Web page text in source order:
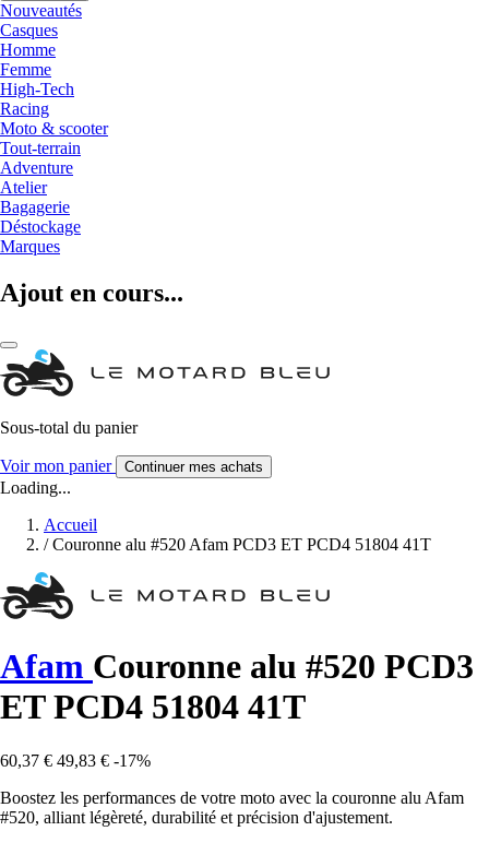
Nouveautés
Casques
Homme
Femme
High-Tech
Racing
Moto & scooter
Tout-terrain
Adventure
Atelier
Bagagerie
Déstockage
Marques
Ajout en cours...
Sous-total du panier
Voir mon panier Continuer mes achats
Loading...
Accueil
/ Couronne alu #520 Afam PCD3 ET PCD4 51804 41T
Afam Couronne alu #520 PCD3
ET PCD4 51804 41T
60,37 € 49,83 € -17%
Boostez les performances de votre moto avec la couronne alu Afam
#520, alliant légèreté, durabilité et précision d'ajustement.